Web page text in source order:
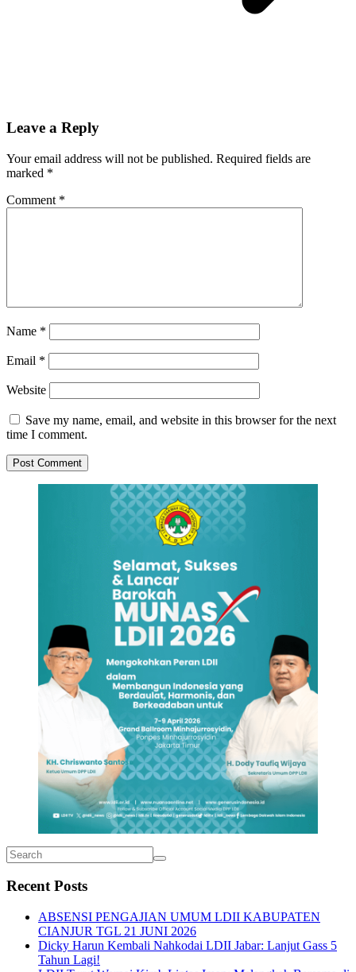
Leave a Reply
Your email address will not be published. Required fields are
marked *
Comment *
Name *
Email *
Website
Save my name, email, and website in this browser for the next
time I comment.
Recent Posts
ABSENSI PENGAJIAN UMUM LDII KABUPATEN
CIANJUR TGL 21 JUNI 2026
Dicky Harun Kembali Nahkodai LDII Jabar: Lanjut Gass 5
Tahun Lagi!